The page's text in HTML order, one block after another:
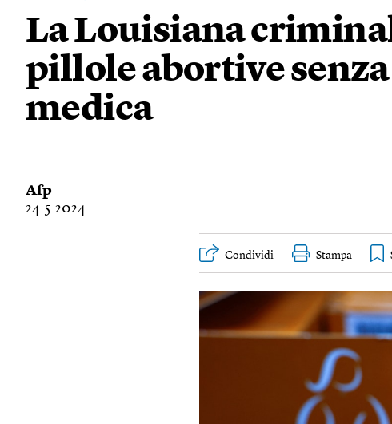
La Louisiana
pillole abortive
medica
Afp
24.5.2024
Condividi Stampa